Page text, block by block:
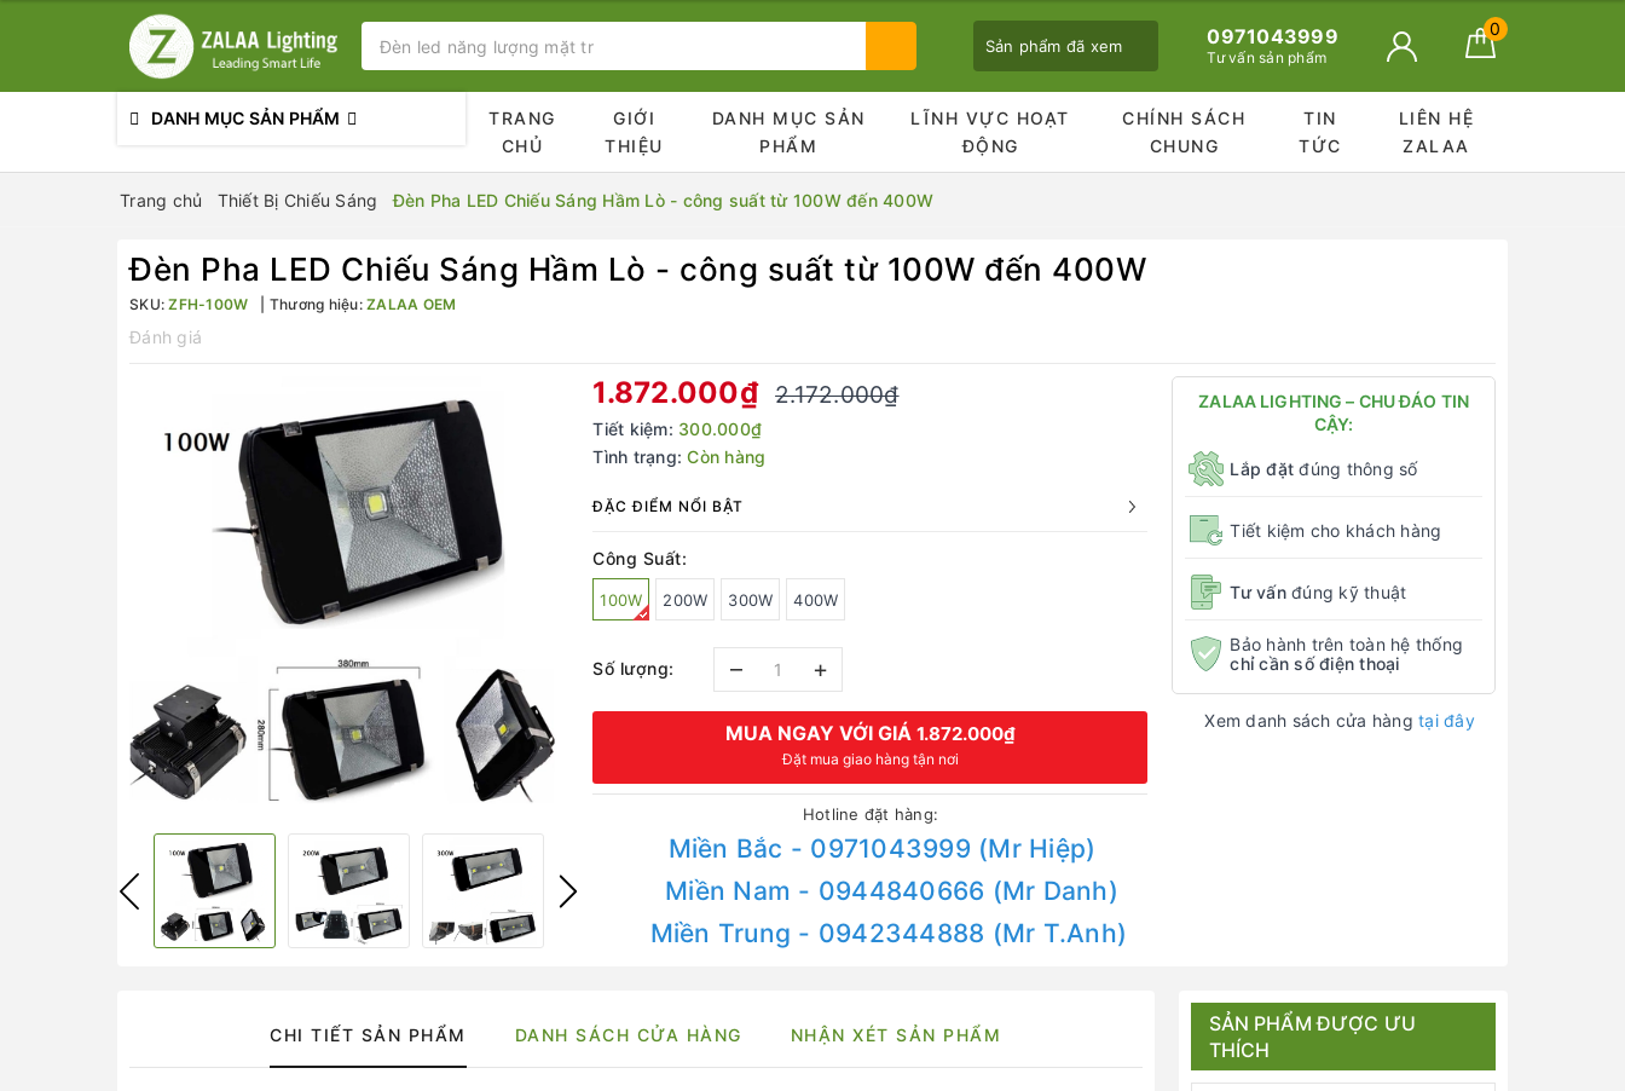
Sản phẩm đã xem
Bạn chưa xem sản phẩm nào
0971043999
Tư vấn sản phẩm
0
DANH MỤC SẢN PHẨM
TRANG
CHỦ
GIỚI
THIỆU
DANH MỤC SẢN
PHẨM
LĨNH VỰC HOẠT
ĐỘNG
CHÍNH SÁCH
CHUNG
TIN
TỨC
LIÊN HỆ
ZALAA
Trang chủ Thiết Bị Chiếu Sáng Đèn Pha LED Chiếu Sáng Hầm Lò - công suất từ 100W đến 400W
Đèn Pha LED Chiếu Sáng Hầm Lò - công suất từ 100W đến 400W
SKU:ZFH-100W Thương hiệu: ZALAA OEM
Đánh giá
1.872.000₫ 2.172.000₫
Tiết kiệm: 300.000₫
Tình trạng: Còn hàng
ĐẶC ĐIỂM NỔI BẬT
Công Suất:
100W 200W 300W 400W
Số lượng: – +
MUA NGAY VỚI GIÁ 1.872.000₫
Đặt mua giao hàng tận nơi
Hotline đặt hàng:
Miền Bắc - 0971043999 (Mr Hiệp)
Miền Nam - 0944840666 (Mr Danh)
Miền Trung - 0942344888 (Mr T.Anh)
ZALAA LIGHTING – CHU ĐÁO TIN
CẬY:
Lắp đặt đúng thông số
Tiết kiệm cho khách hàng
Tư vấnđúng kỹ thuật
Bảo hành trên toàn hệ thống
chỉ cần số điện thoại
Xem danh sách cửa hàngtại đây
CHI TIẾT SẢN PHẨM DANH SÁCH CỬA HÀNG NHẬN XÉT SẢN PHẨM
SẢN PHẨM ĐƯỢC ƯU
THÍCH